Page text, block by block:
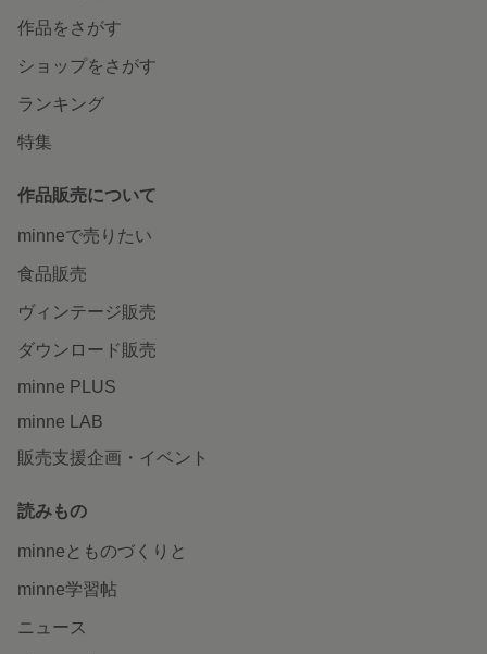
作品をさがす
ショップをさがす
ランキング
特集
作品販売について
minneで売りたい
食品販売
ヴィンテージ販売
ダウンロード販売
minne PLUS
minne LAB
販売支援企画・イベント
読みもの
minneとものづくりと
minne学習帖
ニュース